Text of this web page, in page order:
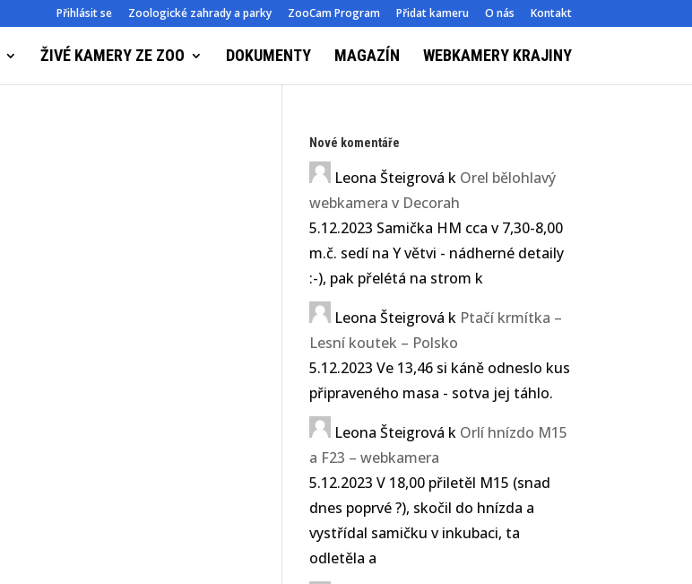
Přihlásit se Zoologické zahrady a parky ZooCam Program Přidat kameru O nás Kontakt
ŽIVÉ KAMERY ZE ZOO DOKUMENTY MAGAZÍN WEBKAMERY KRAJINY
Nové komentáře
Leona Šteigrová k Orel bělohlavý
webkamera v Decorah
5.12.2023 Samička HM cca v 7,30-8,00
m.č. sedí na Y větvi - nádherné detaily
:-), pak přelétá na strom k
Leona Šteigrová k Ptačí krmítka –
Lesní koutek – Polsko
5.12.2023 Ve 13,46 si káně odneslo kus
připraveného masa - sotva jej táhlo.
Leona Šteigrová k Orlí hnízdo M15
a F23 – webkamera
5.12.2023 V 18,00 přiletěl M15 (snad
dnes poprvé ?), skočil do hnízda a
vystřídal samičku v inkubaci, ta
odletěla a